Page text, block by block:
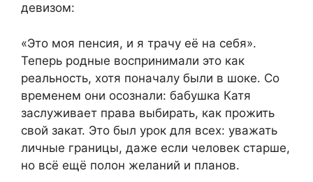
девизом:
«Это моя пенсия, и я трачу её на себя».
Теперь родные воспринимали это как
реальность, хотя поначалу были в шоке. Со
временем они осознали: бабушка Катя
заслуживает права выбирать, как прожить
свой закат. Это был урок для всех: уважать
личные границы, даже если человек старше,
но всё ещё полон желаний и планов.